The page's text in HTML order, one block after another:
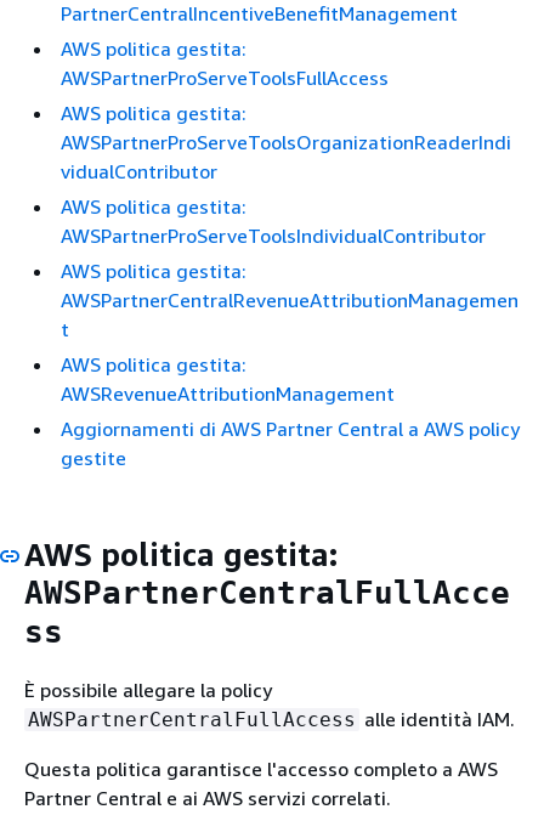
PartnerCentralIncentiveBenefitManagement
AWS politica gestita:
AWSPartnerProServeToolsFullAccess
AWS politica gestita:
AWSPartnerProServeToolsOrganizationReaderIndi
vidualContributor
AWS politica gestita:
AWSPartnerProServeToolsIndividualContributor
AWS politica gestita:
AWSPartnerCentralRevenueAttributionManagemen
t
AWS politica gestita:
AWSRevenueAttributionManagement
Aggiornamenti di AWS Partner Central a AWS policy
gestite
AWS politica gestita:
AWSPartnerCentralFullAcce
ss
È possibile allegare la policy
AWSPartnerCentralFullAccess alle identità IAM.
Questa politica garantisce l'accesso completo a AWS
Partner Central e ai AWS servizi correlati.